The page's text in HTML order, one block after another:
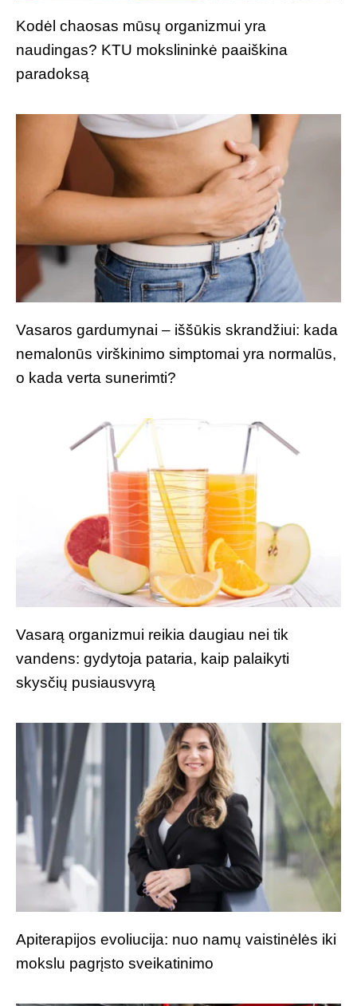
Kodėl chaosas mūsų organizmui yra
naudingas? KTU mokslininkė paaiškina
paradoksą
Vasaros gardumynai – iššūkis skrandžiui: kada
nemalonūs virškinimo simptomai yra normalūs,
o kada verta sunerimti?
Vasarą organizmui reikia daugiau nei tik
vandens: gydytoja pataria, kaip palaikyti
skysčių pusiausvyrą
Apiterapijos evoliucija: nuo namų vaistinėlės iki
mokslu pagrįsto sveikatinimo